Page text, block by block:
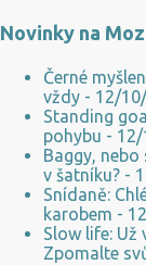
Novinky na
Černé
vždy - 12/
Standing
pohybu -
Baggy,
v šatníku? -
Snídaně:
karobem -
Slow life: Už
Zpomalte